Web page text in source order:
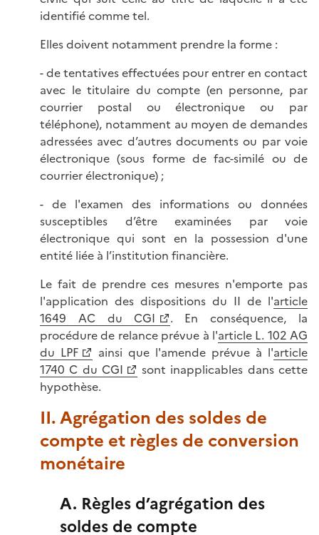
identifié comme tel.
Elles doivent notamment prendre la forme :
- de tentatives effectuées pour entrer en contact
avec le titulaire du compte (en personne, par
courrier postal ou électronique ou par
téléphone), notamment au moyen de demandes
adressées avec d’autres documents ou par voie
électronique (sous forme de fac-similé ou de
courrier électronique) ;
- de l'examen des informations ou données
susceptibles d’être examinées par voie
électronique qui sont en la possession d'une
entité liée à l’institution financière.
Le fait de prendre ces mesures n'emporte pas
l'application des dispositions du II de l'article
1649 AC du CGI
. En conséquence, la
procédure de relance prévue à l'article L. 102 AG
du LPF
ainsi que l'amende prévue à l'article
1740 C du CGI
sont inapplicables dans cette
hypothèse.
II. Agrégation des soldes de
compte et règles de conversion
monétaire
A. Règles d’agrégation des
soldes de compte